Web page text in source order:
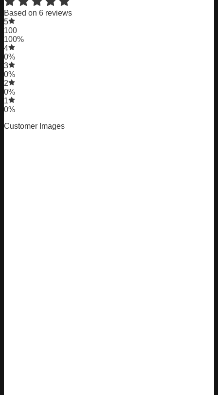
Based on 6 reviews
5
100
100%
4
0%
3
0%
2
0%
1
0%
Customer Images